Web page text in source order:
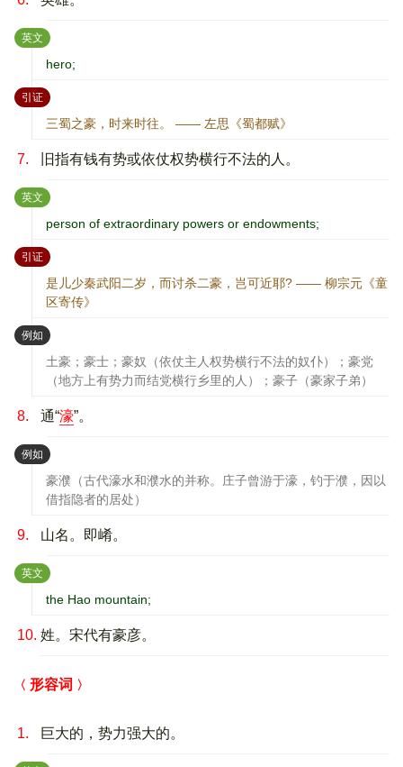
英文 ：
hero;
引证：
三蜀之豪，时来时往。 —— 左思《蜀都赋》
7. 旧指有钱有势或依仗权势横行不法的人。
英文 ：
person of extraordinary powers or endowments;
引证：
是儿少秦武阳二岁，而讨杀二豪，岂可近耶? —— 柳宗元《童
区寄传》
例如 ：
土豪；豪士；豪奴（依仗主人权势横行不法的奴仆）；豪党
（地方上有势力而结党横行乡里的人）；豪子（豪家子弟）
8. 通“濠”。
例如 ：
豪濮（古代濠水和濮水的并称。庄子曾游于濠，钓于濮，因以
借指隐者的居处）
9. 山名。即崤。
英文 ：
the Hao mountain;
10. 姓。宋代有豪彦。
形容词
1. 巨大的，势力强大的。